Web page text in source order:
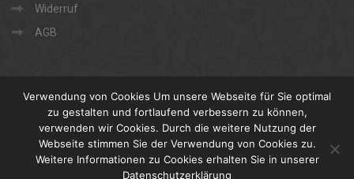
Widerruf
AGB
Copyright 2022 Georg Weddig e.K. Holz und Baustoffe
Fan werden
Verwendung von Cookies Um unsere Webseite für Sie optimal
zu gestalten und fortlaufend verbessern zu können,
verwenden wir Cookies. Durch die weitere Nutzung der
Webseite stimmen Sie der Verwendung von Cookies zu.
Weitere Informationen zu Cookies erhalten Sie in unserer
Datenschutzerklärung